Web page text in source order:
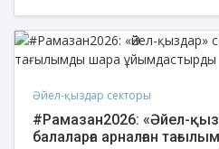
жазылады. Ол жетімнің
оған сауап береді» деген
Алланың салауаты мен
ету мақсатында
Әйел-қыздар секторы
#Рамазан2026: «Әйел-қыздар»
балаларға арналған